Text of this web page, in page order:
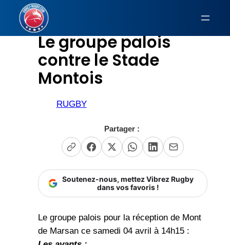
Aller
contenu Le groupe palois
contre le Stade
Montois
RUGBY
Partager :
Soutenez-nous, mettez Vibrez Rugby
dans vos favoris !
Le groupe palois pour la réception de Mont
de Marsan ce samedi 04 avril à 14h15 :